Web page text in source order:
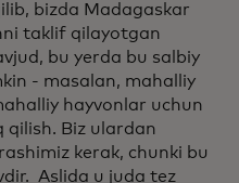
bizda Madagaskar
taklif qilayotgan
bu yerda bu salbiy
- masalan, mahalliy
hayvonlar uchun
Biz ulardan
kerak, chunki bu
Aslida u juda tez